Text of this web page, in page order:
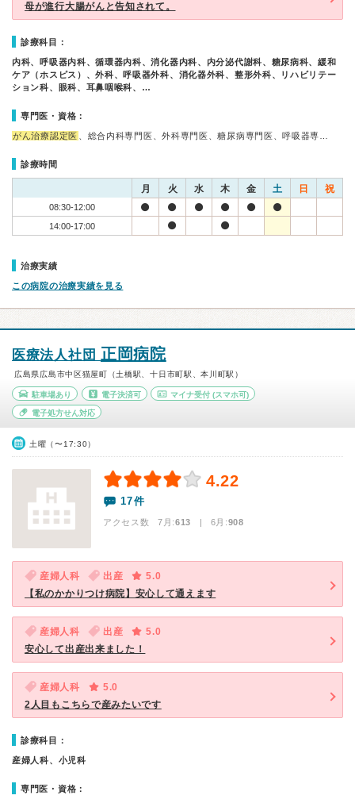
母が進行大腸がんと告知されて。
診療科目：
内科、呼吸器内科、循環器内科、消化器内科、内分泌代謝科、糖尿病科、緩和
ケア（ホスピス）、外科、呼吸器外科、消化器外科、整形外科、リハビリテー
ション科、眼科、耳鼻咽喉科、…
専門医・資格：
がん治療認定医 、総合内科専門医、外科専門医、糖尿病専門医、呼吸器専…
診療時間
月 火 水 木 金 土 日 祝
08:30-12:00
14:00-17:00
治療実績
この病院の治療実績を見る
医療法人社団 正岡病院
広島県広島市中区猫屋町（土橋駅、十日市町駅、本川町駅）
駐車場あり 電子決済可 マイナ受付 (スマホ可)
電子処方せん対応
土曜（〜17:30）
4.22
17件
アクセス数 7月:613 | 6月:908
産婦人科 出産
5.0
【私のかかりつけ病院】安心して通えます
産婦人科 出産
5.0
安心して出産出来ました！
産婦人科
5.0
2人目もこちらで産みたいです
診療科目：
産婦人科、小児科
専門医・資格：